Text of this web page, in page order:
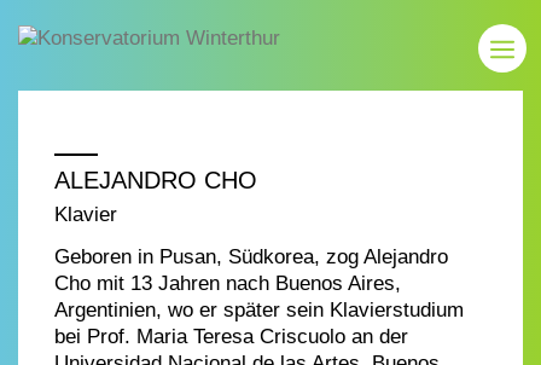
ALEJANDRO CHO
Klavier
Geboren in Pusan, Südkorea, zog Alejandro
Cho mit 13 Jahren nach Buenos Aires,
Argentinien, wo er später sein Klavierstudium
bei Prof. Maria Teresa Criscuolo an der